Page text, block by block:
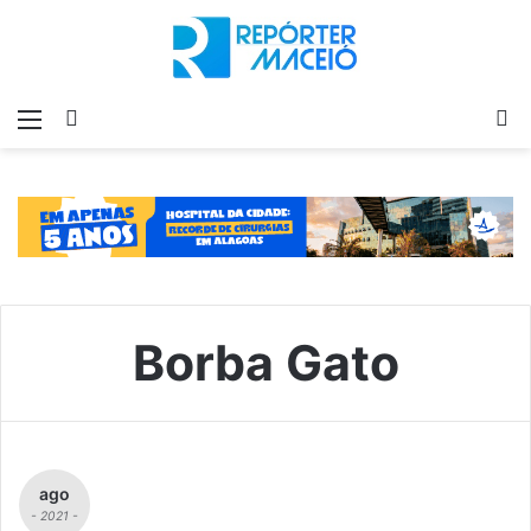
Menu
Borba Gato
ago
- 2021 -